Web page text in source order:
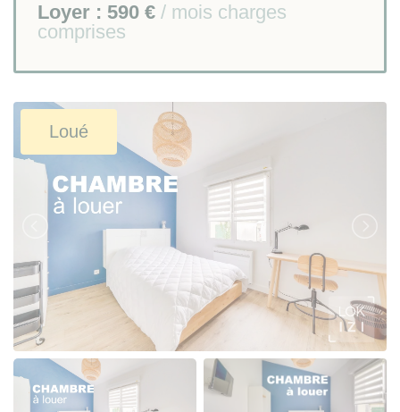
Loyer : 590 € / mois charges
comprises
Loué